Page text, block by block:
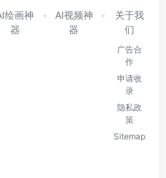
绘画神
器
AI视频神
器
关于我
们
广告合
作
申请收
录
隐私政
策
Sitemap